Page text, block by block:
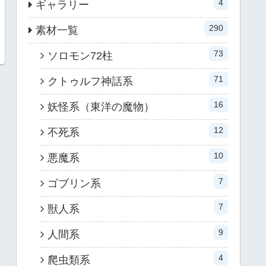
ギャラリー 4
素材一覧 290
ソロモン72柱 73
クトゥルフ神話系 71
妖怪系（東洋の魔物） 16
不死系 12
悪魔系 10
ゴブリン系 7
獣人系 7
人間系 9
爬虫類系 4